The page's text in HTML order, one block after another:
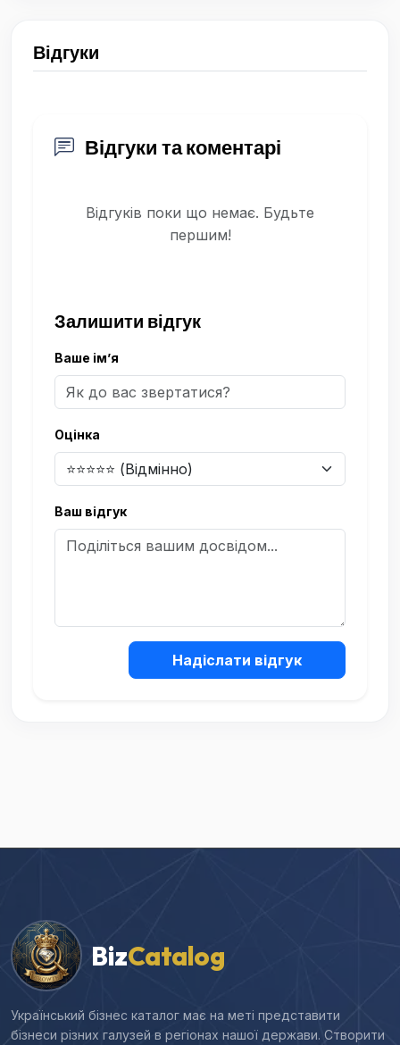
Відгуки
Відгуки та коментарі
Відгуків поки що немає. Будьте
першим!
Залишити відгук
Ваше ім’я
Оцінка
Ваш відгук
Надіслати відгук
BizCatalog
Український бізнес каталог має на меті представити
бізнеси різних галузей в регіонах нашої держави. Створити